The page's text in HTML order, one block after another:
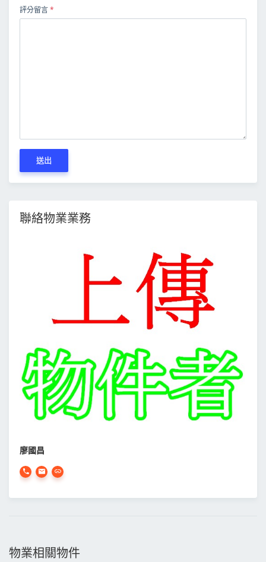
評分留言*
送出
聯絡物業業務
廖國昌
物業相關物件